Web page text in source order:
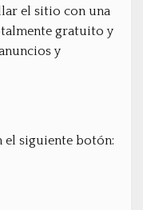
el sitio con una
gratuito y
y
el siguiente botón: